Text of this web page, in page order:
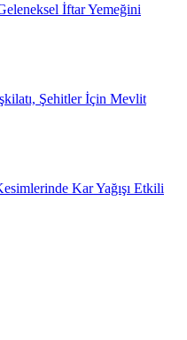
İftar Yemeğini
Şehitler İçin Mevlit
Kar Yağışı Etkili